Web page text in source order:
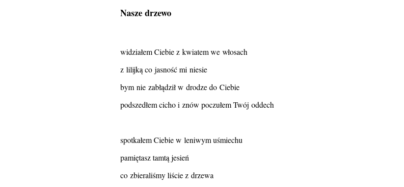
Nasze drzewo
widziałem Ciebie z kwiatem we włosach
z lilijką co jasność mi niesie
bym nie zabłądził w drodze do Ciebie
podszedłem cicho i znów poczułem Twój oddech
spotkałem Ciebie w leniwym uśmiechu
pamiętasz tamtą jesień
co zbieraliśmy liście z drzewa